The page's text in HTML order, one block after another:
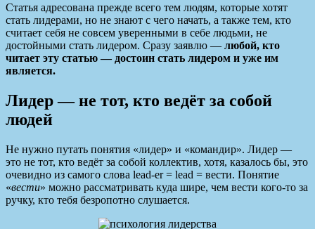
Статья адресована прежде всего тем людям, которые хотят
стать лидерами, но не знают с чего начать, а также тем, кто
считает себя не совсем уверенными в себе людьми, не
достойными стать лидером. Сразу заявлю — любой, кто
читает эту статью — достоин стать лидером и уже им
является.
Лидер — не тот, кто ведёт за собой
людей
Не нужно путать понятия «лидер» и «командир». Лидер —
это не тот, кто ведёт за собой коллектив, хотя, казалось бы, это
очевидно из самого слова lead-er = lead = вести. Понятие
«вести» можно рассматривать куда шире, чем вести кого-то за
ручку, кто тебя безропотно слушается.